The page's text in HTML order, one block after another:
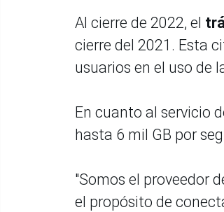
Al cierre de 2022, el
cierre del 2021. Esta
usuarios en el uso de
En cuanto al servicio
hasta 6 mil GB por
"Somos el proveedor
el propósito de